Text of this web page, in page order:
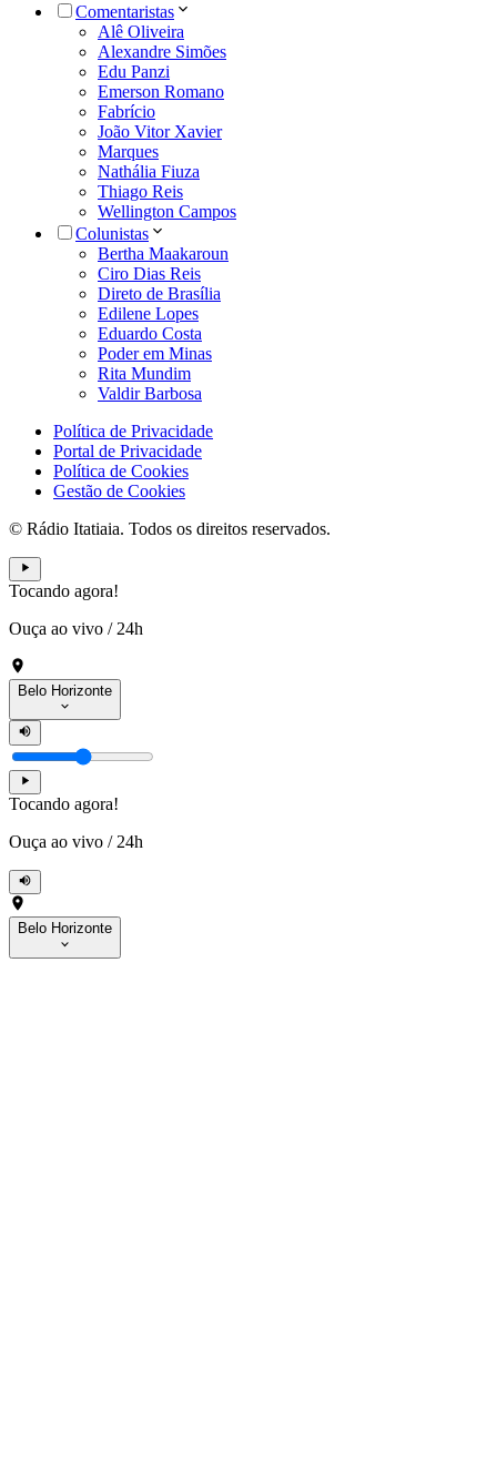
Comentaristas
Alê Oliveira
Alexandre Simões
Edu Panzi
Emerson Romano
Fabrício
João Vitor Xavier
Marques
Nathália Fiuza
Thiago Reis
Wellington Campos
Colunistas
Bertha Maakaroun
Ciro Dias Reis
Direto de Brasília
Edilene Lopes
Eduardo Costa
Poder em Minas
Rita Mundim
Valdir Barbosa
Política de Privacidade
Portal de Privacidade
Política de Cookies
Gestão de Cookies
© Rádio Itatiaia. Todos os direitos reservados.
Tocando agora!
Ouça ao vivo / 24h
Belo Horizonte
Tocando agora!
Ouça ao vivo / 24h
Belo Horizonte